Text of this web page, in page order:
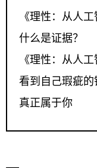
《理性：从人
什么是证据？
《理性：从人
看到自己瑕疵的
真正属于你